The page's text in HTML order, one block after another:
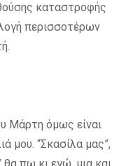
καταστροφής
περισσοτέρων
Μάρτη όμως είναι
μου. “Σκασίλα μας”,